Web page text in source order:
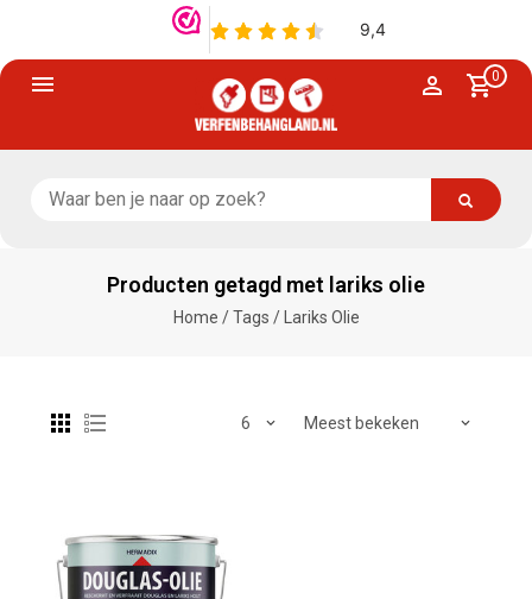
0
Producten getagd met lariks olie
Home /Tags / Lariks Olie